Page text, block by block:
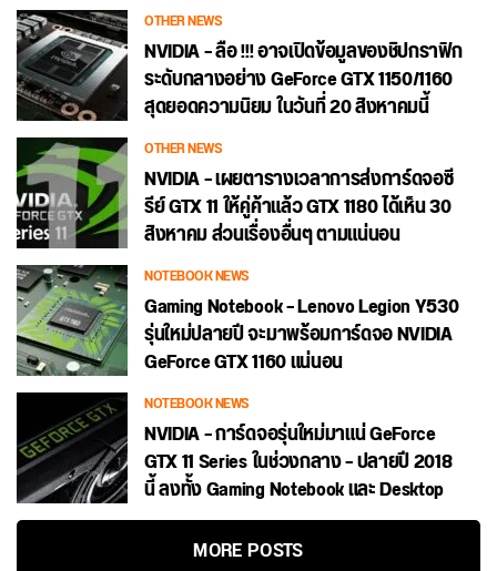
OTHER NEWS
NVIDIA – ลือ !!! อาจเปิดข้อมูลของชิปกราฟิก
ระดับกลางอย่าง GeForce GTX 1150/1160
สุดยอดความนิยม ในวันที่ 20 สิงหาคมนี้
OTHER NEWS
NVIDIA – เผยตารางเวลาการส่งการ์ดจอซี
รีย์ GTX 11 ให้คู่ค้าแล้ว GTX 1180 ได้เห็น 30
สิงหาคม ส่วนเรื่องอื่นๆ ตามแน่นอน
NOTEBOOK NEWS
Gaming Notebook – Lenovo Legion Y530
รุ่นใหม่ปลายปี จะมาพร้อมการ์ดจอ NVIDIA
GeForce GTX 1160 แน่นอน
NOTEBOOK NEWS
NVIDIA – การ์ดจอรุ่นใหม่มาแน่ GeForce
GTX 11 Series ในช่วงกลาง – ปลายปี 2018
นี้ ลงทั้ง Gaming Notebook และ Desktop
MORE POSTS